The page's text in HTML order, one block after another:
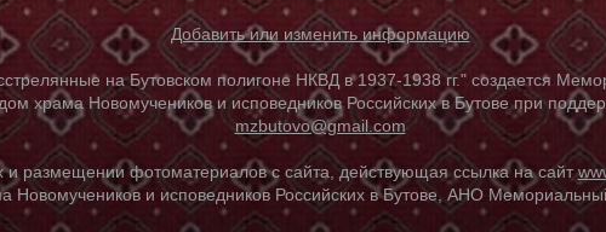
Добавить или изменить информацию
на Бутовском полигоне НКВД в 1937-1938 гг." создается
храма Новомучеников и исповедников Российских в Бутове при
mzbutovo@gmail.com
и размещении фотоматериалов с сайта, действующая ссылка на сайт
и исповедников Российских в Бутове, АНО